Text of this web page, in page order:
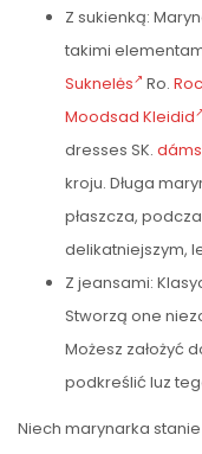
Z sukienką:
takimi
Suknelės
Ro.
Moodsad Kleidid
dresses SK.
kroju. Długa
płaszcza,
delikatniejszym,
Z jeansami:
Stworzą one
Możesz założyć
podkreślić luz
Niech marynarka